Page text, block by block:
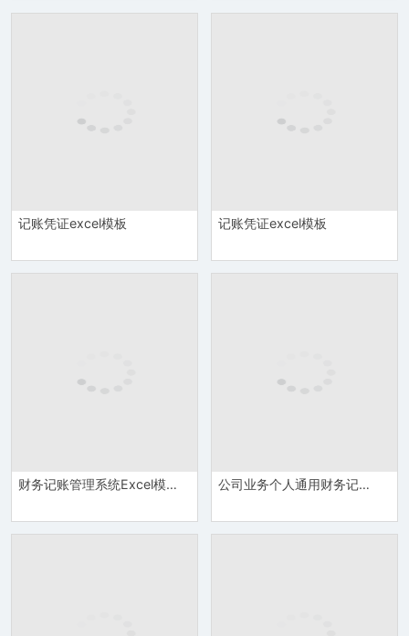
记账凭证excel模板 记账凭证excel模板
财务记账管理系统Excel模板 公司业务个人通用财务记账凭证Excel模板